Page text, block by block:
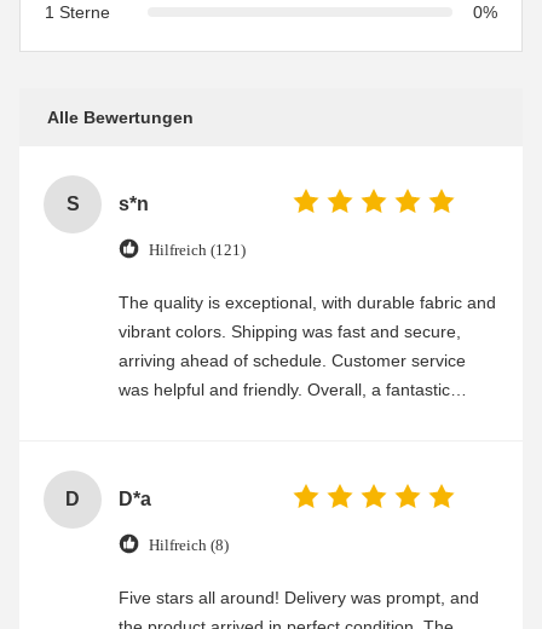
1 Sterne
0%
Alle Bewertungen
S s*n
Hilfreich (121)
The quality is exceptional, with durable fabric and
vibrant colors. Shipping was fast and secure,
arriving ahead of schedule. Customer service
was helpful and friendly. Overall, a fantastic
D D*a
Hilfreich (8)
Five stars all around! Delivery was prompt, and